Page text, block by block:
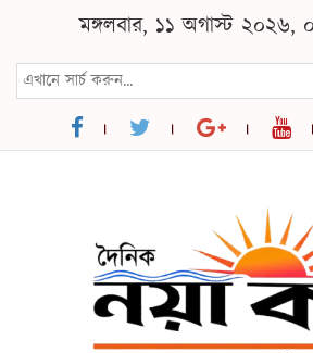
মঙ্গলবার, ১১ অগাস্ট ২০২৬,